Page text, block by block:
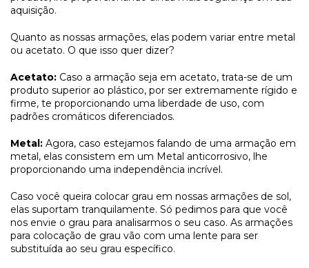
aquisição.
Quanto as nossas armações, elas podem variar entre metal
ou acetato. O que isso quer dizer?
Acetato: Caso a armação seja em acetato, trata-se de um
produto superior ao plástico, por ser extremamente rígido e
firme, te proporcionando uma liberdade de uso, com
padrões cromáticos diferenciados.
Metal: Agora, caso estejamos falando de uma armação em
metal, elas consistem em um Metal anticorrosivo, lhe
proporcionando uma independência incrível.
Caso você queira colocar grau em nossas armações de sol,
elas suportam tranquilamente. Só pedimos para que você
nos envie o grau para analisarmos o seu caso. As armações
para colocação de grau vão com uma lente para ser
substituída ao seu grau específico.